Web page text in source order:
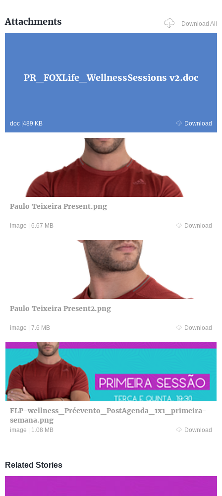
Attachments Download All
PR_FOXLife_WellnessSessions v2.doc
doc 489 KB Download
Paulo Teixeira Present.png
image 6.67 MB Download
Paulo Teixeira Present2.png
image 7.6 MB Download
FLP-wellness_Préevento_PostAgenda_1x1_primeira-
semana.png
image 1.08 MB Download
Related Stories